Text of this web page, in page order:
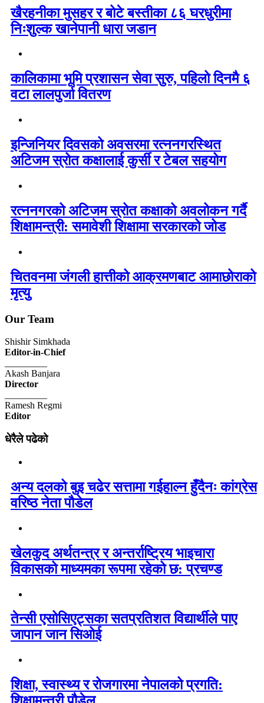
खैरहनीका मुसहर र बोटे बस्तीका ८६ घरधुरीमा
निःशुल्क खानेपानी धारा जडान
कालिकामा भूमि प्रशासन सेवा सुरु, पहिलो दिनमै ६
वटा लालपुर्जा वितरण
इन्जिनियर दिवसको अवसरमा रत्ननगरस्थित
अटिजम स्रोत कक्षालाई कुर्सी र टेबल सहयोग
रत्ननगरको अटिजम स्रोत कक्षाको अवलोकन गर्दै
शिक्षामन्त्री: समावेशी शिक्षामा सरकारको जोड
चितवनमा जंगली हात्तीको आक्रमणबाट आमाछोराको
मृत्यु
Our Team
Shishir Simkhada
Editor-in-Chief
Akash Banjara
Director
Ramesh Regmi
Editor
धेरैले पढेको
अन्य दलको बुइ चढेर सत्तामा गईहाल्न हुँदैनः कांग्रेस
वरिष्ठ नेता पौडेल
खेलकुद अर्थतन्त्र र अन्तर्राष्ट्रिय भाइचारा
विकासको माध्यमका रूपमा रहेको छ: प्रचण्ड
तेन्सी एसोसिएट्सका सतप्रतिशत विद्यार्थीले पाए
जापान जान सिओई
शिक्षा, स्वास्थ्य र रोजगारमा नेपालको प्रगति: